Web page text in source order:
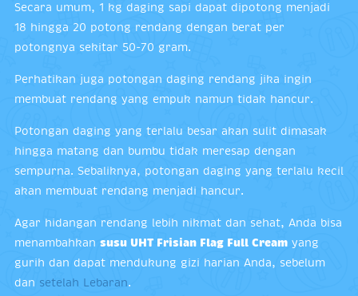
Secara umum, 1 kg daging sapi dapat dipotong menjadi
18 hingga 20 potong rendang dengan berat per
potongnya sekitar 50-70 gram.
Perhatikan juga potongan daging rendang jika ingin
membuat rendang yang empuk namun tidak hancur.
Potongan daging yang terlalu besar akan sulit dimasak
hingga matang dan bumbu tidak meresap dengan
sempurna. Sebaliknya, potongan daging yang terlalu kecil
akan membuat rendang menjadi hancur.
Agar hidangan rendang lebih nikmat dan sehat, Anda bisa
menambahkan susu UHT Frisian Flag Full Cream yang
gurih dan dapat mendukung gizi harian Anda, sebelum
dan setelah Lebaran.